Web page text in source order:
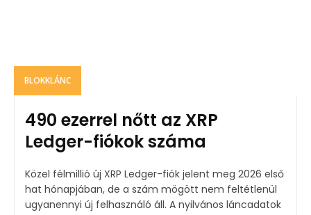
BLOKKLÁNC
490 ezerrel nőtt az XRP
Ledger-fiókok száma
Közel félmillió új XRP Ledger-fiók jelent meg 2026 első
hat hónapjában, de a szám mögött nem feltétlenül
ugyanennyi új felhasználó áll. A nyilvános láncadatok